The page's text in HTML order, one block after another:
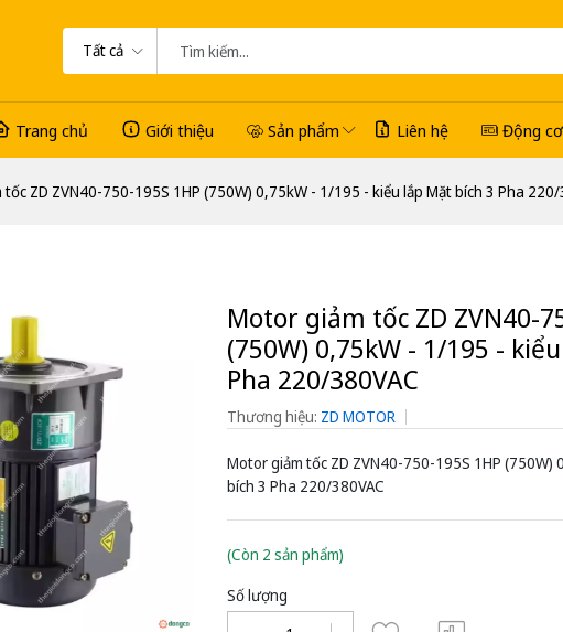
Tất cả
Trang chủ Giới thiệu Sản phẩm Liên hệ Động
ZD ZVN40-750-195S 1HP (750W) 0,75kW - 1/195 - kiểu lắp Mặt bích 3 Pha 220/
Motor giảm tốc ZD ZVN40-
(750W) 0,75kW - 1/195 -
Pha 220/380VAC
Thương hiệu: ZD MOTOR
Motor giảm tốc ZD ZVN40-750-195S 1HP (750W)
bích 3 Pha 220/380VAC
(Còn 2 sản phẩm)
Số lượng